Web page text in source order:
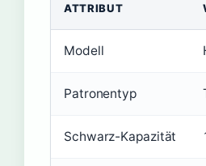
ATTRIBUT
Modell
Patronentyp
Schwarz-Kapazität